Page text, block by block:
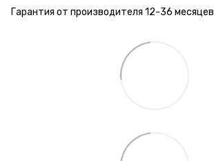
Гарантия от производителя 12-36 месяцев